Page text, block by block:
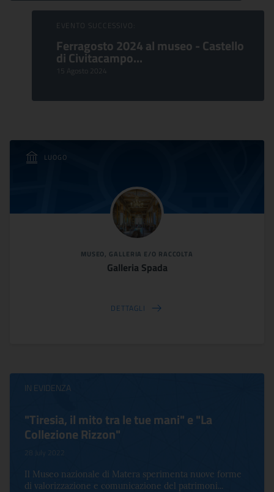
EVENTO SUCCESSIVO:
Ferragosto 2024 al museo - Castello
di Civitacampo...
15 Agosto 2024
LUOGO
MUSEO, GALLERIA E/O RACCOLTA
Galleria Spada
DETTAGLI
IN EVIDENZA
"Tiresia, il mito tra le tue mani" e "La
Collezione Rizzon"
28 July 2022
Il Museo nazionale di Matera sperimenta nuove forme
di valorizzazione e comunicazione del patrimoni...